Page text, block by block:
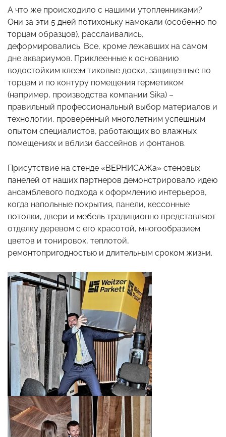
А что же происходило с нашими утопленниками?
Они за эти 5 дней потихоньку намокали (особенно по
торцам образцов), расслаивались,
деформировались. Все, кроме лежавших на самом
дне аквариумов. Приклеенные к основанию
водостойким клеем тиковые доски, защищенные по
торцам и по контуру помещения герметиком
(например, производства компании Sika) –
правильный профессиональный выбор материалов и
технологии, проверенный многолетним успешным
опытом специалистов, работающих во влажных
помещениях и вблизи бассейнов и фонтанов.
Присутствие на стенде «ВЕРНИСАЖа» стеновых
панелей от наших партнеров демонстрировало идею
ансамблевого подхода к оформлению интерьеров,
когда напольные покрытия, панели, кессонные
потолки, двери и мебель традиционно представляют
отделку деревом с его красотой, многообразием
цветов и тонировок, теплотой,
ремонтопригодностью и длительным сроком жизни.